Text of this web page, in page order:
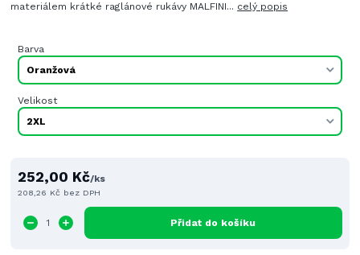
materiálem krátké raglánové rukávy MALFINI... celý popis
Barva
Velikost
252,00 Kč/ks
208,26 Kč bez DPH
Přidat do košíku